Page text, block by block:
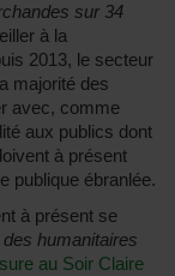
sur 34
à la
2013, le secteur
majorité des
avec, comme
aux publics dont
à présent
publique ébranlée.
à présent se
humanitaires
au Soir Claire